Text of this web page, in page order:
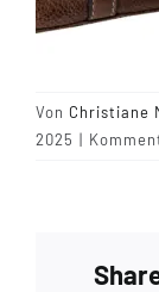
Von Christiane
2025 |